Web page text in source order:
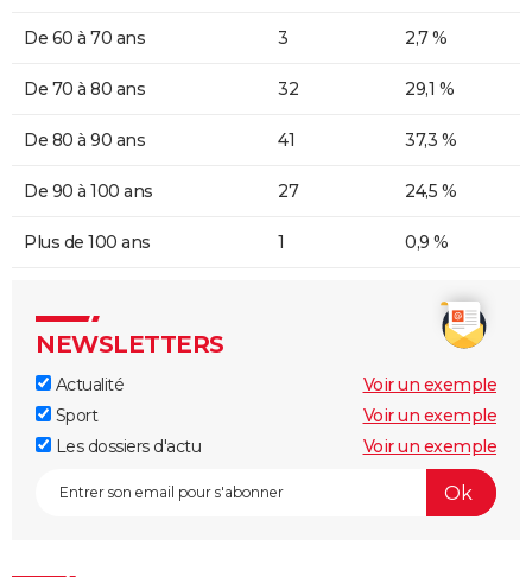
De 60 à 70 ans 3 2,7 %
De 70 à 80 ans 32 29,1 %
De 80 à 90 ans 41 37,3 %
De 90 à 100 ans 27 24,5 %
Plus de 100 ans 1 0,9 %
NEWSLETTERS
Actualité
Voir un exemple
Sport
Voir un exemple
Les dossiers d'actu
Voir un exemple